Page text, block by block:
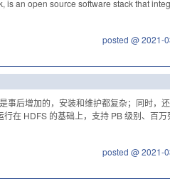
is an open source software stack that
posted @ 2021-
事后增加的，安装和维护都复杂；同时，
在 HDFS 的基础上，支持 PB 级别、百
posted @ 2021-